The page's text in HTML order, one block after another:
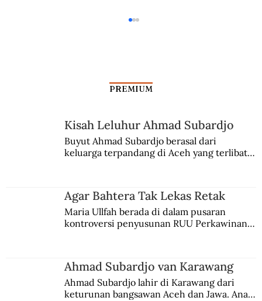
Perilaku Wajib Pajak Tempo Dulu
PREMIUM
Kisah Leluhur Ahmad Subardjo
Buyut Ahmad Subardjo berasal dari
keluarga terpandang di Aceh yang terlibat
Agar Bahtera Tak Lekas Retak
Maria Ullfah berada di dalam pusaran
kontroversi penyusunan RUU Perkawinan.
Ahmad Subardjo van Karawang
Ahmad Subardjo lahir di Karawang dari
keturunan bangsawan Aceh dan Jawa. Anak